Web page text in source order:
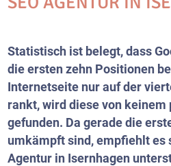
Statistisch ist belegt, dass
die ersten zehn Positionen
Internetseite nur auf der
rankt, wird diese von keinem
gefunden. Da gerade die
umkämpft sind, empfiehlt es
Agentur in Isernhagen